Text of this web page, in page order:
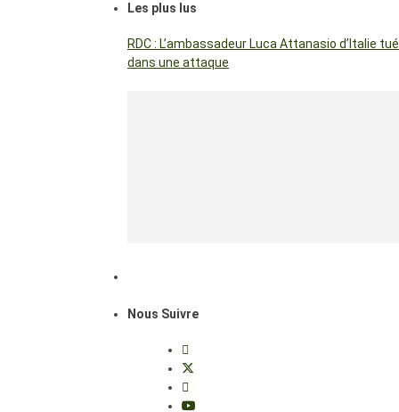
Les plus lus
RDC : L’ambassadeur Luca Attanasio d’Italie tué
dans une attaque
Nous Suivre